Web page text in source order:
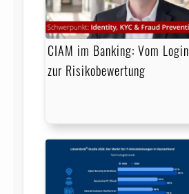
CIAM im Banking: Vom Login
zur Risikobewertung